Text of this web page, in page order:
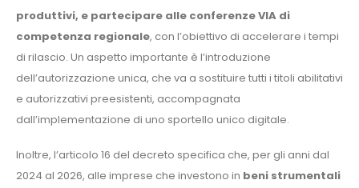
produttivi, e partecipare alle conferenze VIA di
competenza regionale, con l’obiettivo di accelerare i tempi
di rilascio. Un aspetto importante è l’introduzione
dell’autorizzazione unica, che va a sostituire tutti i titoli abilitativi
e autorizzativi preesistenti, accompagnata
dall’implementazione di uno sportello unico digitale.
Inoltre, l’articolo 16 del decreto specifica che, per gli anni dal
2024 al 2026, alle imprese che investono in beni strumentali